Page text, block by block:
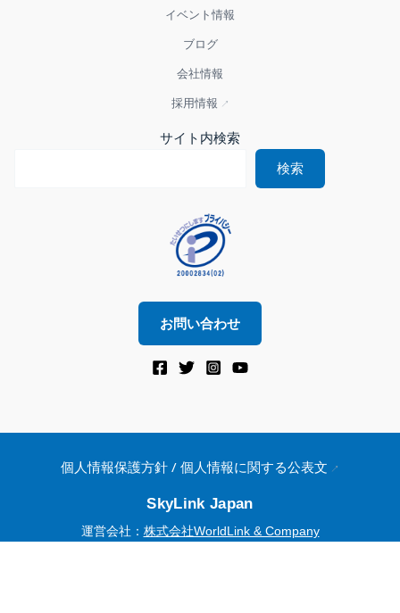
イベント情報
ブログ
会社情報
採用情報
サイト内検索
検索
お問い合わせ
個人情報保護方針 / 個人情報に関する公表文
SkyLink Japan
運営会社： 株式会社WorldLink & Company